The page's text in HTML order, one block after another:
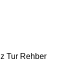
Tur Rehber